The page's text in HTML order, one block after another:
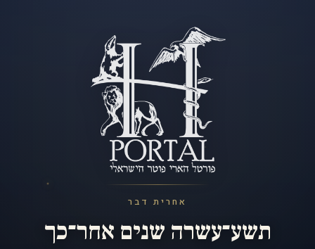
אחרית דבר
תשע־עשרה שנים אחר־כך